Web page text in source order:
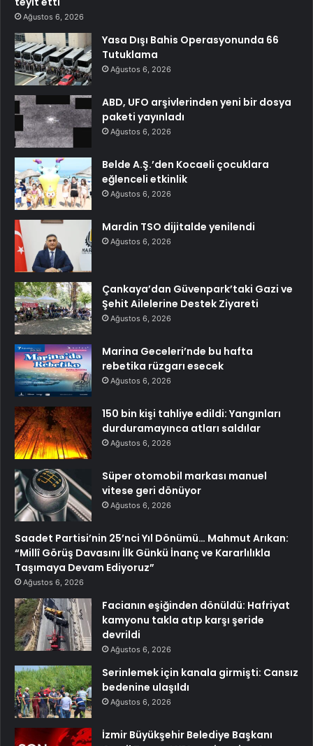
Ağustos 6, 2026
Yasa Dışı Bahis Operasyonunda 66
Tutuklama
Ağustos 6, 2026
ABD, UFO arşivlerinden yeni bir dosya
paketi yayınladı
Ağustos 6, 2026
Belde A.Ş.’den Kocaeli çocuklara
eğlenceli etkinlik
Ağustos 6, 2026
Mardin TSO dijitalde yenilendi
Ağustos 6, 2026
Çankaya’dan Güvenpark’taki Gazi ve
Şehit Ailelerine Destek Ziyareti
Ağustos 6, 2026
Marina Geceleri’nde bu hafta
rebetika rüzgarı esecek
Ağustos 6, 2026
150 bin kişi tahliye edildi: Yangınları
durduramayınca atları saldılar
Ağustos 6, 2026
Süper otomobil markası manuel
vitese geri dönüyor
Ağustos 6, 2026
Saadet Partisi’nin 25’nci Yıl Dönümü… Mahmut Arıkan:
“Millî Görüş Davasını İlk Günkü İnanç ve Kararlılıkla
Taşımaya Devam Ediyoruz”
Ağustos 6, 2026
Facianın eşiğinden dönüldü: Hafriyat
kamyonu takla atıp karşı şeride
devrildi
Ağustos 6, 2026
Serinlemek için kanala girmişti: Cansız
bedenine ulaşıldı
Ağustos 6, 2026
İzmir Büyükşehir Belediye Başkanı